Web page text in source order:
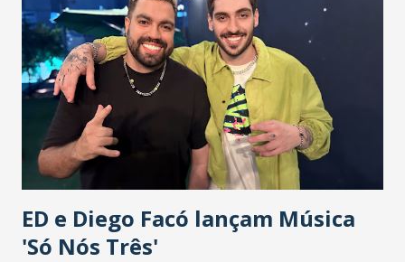
limitadas. Durante o Cenários do Varejo, os participantes
poderão acompanhar de perto especialistas renomados
internacionalmente debatendo sobre como colocar em
prática as inovações que contribuirão para o
desenvolvimento do setor. A palestra de abertura, às 9
horas, será com Eduardo Yamashita, COO da Gouvêa
Ecosystem, que falará sobre as “Tendências da NRF 2024”.
Em se...
ED e Diego Facó lançam Música
'Só Nós Três'